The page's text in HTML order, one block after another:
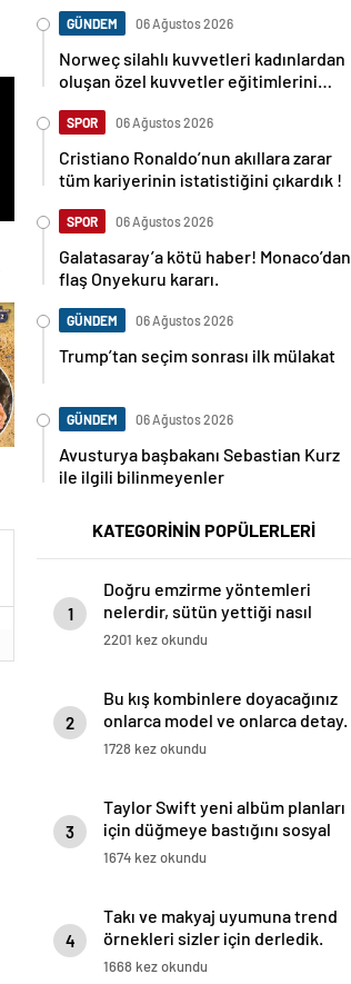
GÜNDEM 06 Ağustos 2026
Norweç silahlı kuvvetleri kadınlardan
oluşan özel kuvvetler eğitimlerini
SPOR 06 Ağustos 2026
Cristiano Ronaldo’nun akıllara zarar
tüm kariyerinin istatistiğini çıkardık !
SPOR 06 Ağustos 2026
Galatasaray’a kötü haber! Monaco’dan
flaş Onyekuru kararı.
GÜNDEM 06 Ağustos 2026
Trump’tan seçim sonrası ilk mülakat
GÜNDEM 06 Ağustos 2026
Avusturya başbakanı Sebastian Kurz
ile ilgili bilinmeyenler
KATEGORİNİN POPÜLERLERİ
1
Doğru emzirme yöntemleri
nelerdir, sütün yettiği nasıl
anlaşılır?
2201 kez okundu
2
Bu kış kombinlere doyacağınız
onlarca model ve onlarca detay.
1728 kez okundu
3
Taylor Swift yeni albüm planları
için düğmeye bastığını sosyal
medyadan duyurdu!
1674 kez okundu
4
Takı ve makyaj uyumuna trend
örnekleri sizler için derledik.
1668 kez okundu